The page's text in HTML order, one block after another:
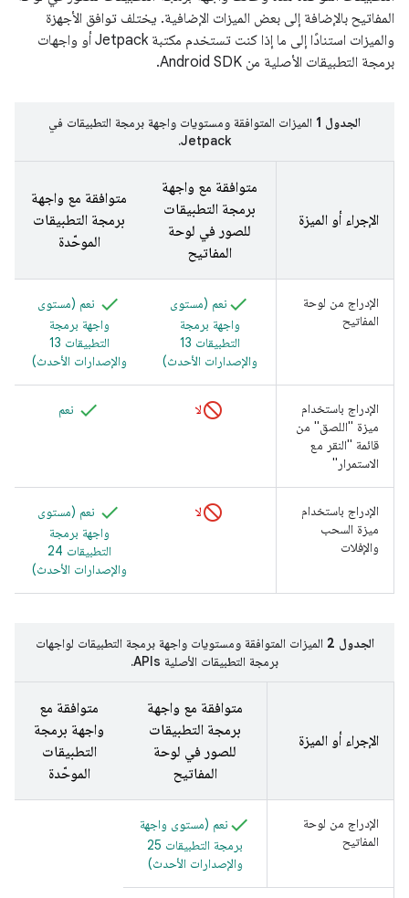
المفاتيح بالإضافة إلى بعض الميزات الإضافية. يختلف توافق الأجهزة
والميزات استنادًا إلى ما إذا كنت تستخدم مكتبة Jetpack أو واجهات
برمجة التطبيقات الأصلية من Android SDK.
الجدول 1
الميزات المتوافقة ومستويات واجهة برمجة التطبيقات في
Jetpack.
الإجراء أو الميزة
متوافقة مع واجهة
برمجة التطبيقات
للصور في لوحة
المفاتيح
متوافقة مع واجهة
برمجة التطبيقات
الموحّدة
الإدراج من لوحة
المفاتيح
نعم (مستوى
واجهة برمجة
التطبيقات 13
والإصدارات الأحدث)
نعم (مستوى
واجهة برمجة
التطبيقات 13
والإصدارات الأحدث)
الإدراج باستخدام
ميزة "اللصق" من
قائمة "النقر مع
الاستمرار"
لا نعم
الإدراج باستخدام
ميزة السحب
والإفلات
لا
نعم (مستوى
واجهة برمجة
التطبيقات 24
والإصدارات الأحدث)
الجدول 2
الميزات المتوافقة ومستويات واجهة برمجة التطبيقات لواجهات
برمجة التطبيقات الأصلية APIs.
الإجراء أو الميزة
متوافقة مع واجهة
برمجة التطبيقات
للصور في لوحة
المفاتيح
متوافقة مع
واجهة برمجة
التطبيقات
الموحّدة
الإدراج من لوحة
المفاتيح
نعم (مستوى واجهة
برمجة التطبيقات 25
والإصدارات الأحدث)